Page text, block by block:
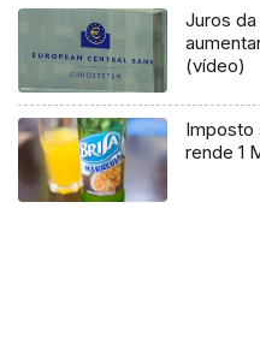
Juros
(vídeo)
Imposto
rende 1